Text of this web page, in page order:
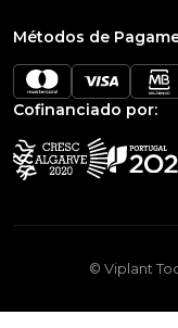
Métodos de
Cofinanciado por:
© Viplant